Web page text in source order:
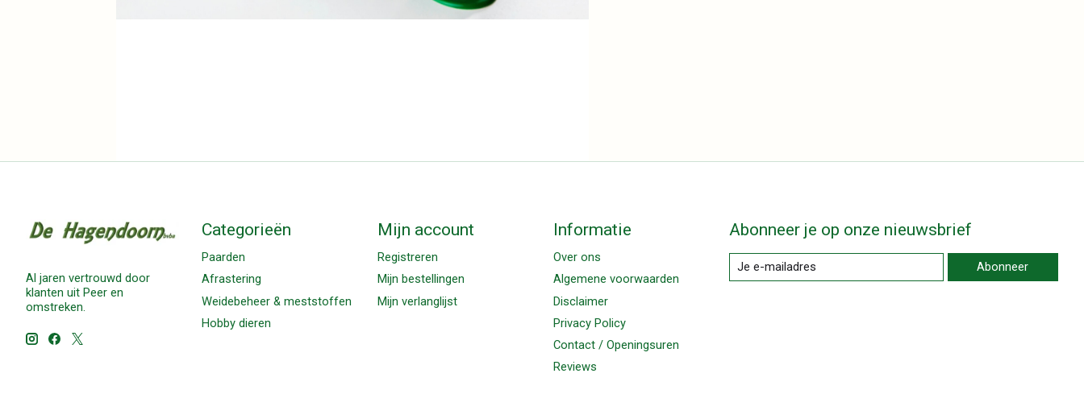
Al jaren vertrouwd door
klanten uit Peer en
omstreken.
Categorieën
Paarden
Afrastering
Weidebeheer & meststoffen
Hobby dieren
Mijn account
Registreren
Mijn bestellingen
Mijn verlanglijst
Informatie
Over ons
Algemene voorwaarden
Disclaimer
Privacy Policy
Contact / Openingsuren
Reviews
Abonneer je op onze nieuwsbrief
Abonneer